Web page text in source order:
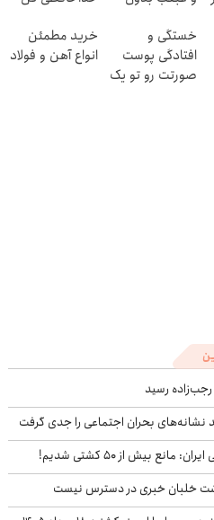
نقاهت ✨
بخیه
خستگی و
افتادگی پوست
صورتت رو تو یک
خرید مطمئن
انواع آهن و فولاد
رسید
بیش از ۵۰ کشتی شدیم!
خلبان خبری در دسترس نیست